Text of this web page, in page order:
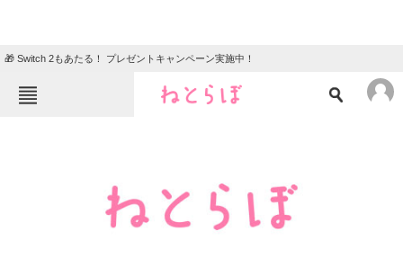
🎁 Switch 2もあたる！ プレゼントキャンペーン実施中！
クイズ
地域